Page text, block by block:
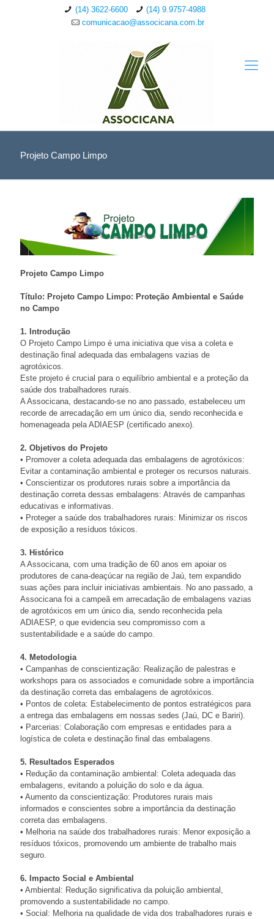
(14) 3622-6600
(14) 9.9757-4988
comunicacao@associcana.com.br
Projeto Campo Limpo
Projeto Campo Limpo
Título: Projeto Campo Limpo: Proteção Ambiental e Saúde
no Campo
1. Introdução
O Projeto Campo Limpo é uma iniciativa que visa a coleta e
destinação final adequada das embalagens vazias de
agrotóxicos.
Este projeto é crucial para o equilíbrio ambiental e a proteção da
saúde dos trabalhadores rurais.
A Associcana, destacando-se no ano passado, estabeleceu um
recorde de arrecadação em um único dia, sendo reconhecida e
homenageada pela ADIAESP (certificado anexo).
2. Objetivos do Projeto
• Promover a coleta adequada das embalagens de agrotóxicos:
Evitar a contaminação ambiental e proteger os recursos naturais.
• Conscientizar os produtores rurais sobre a importância da
destinação correta dessas embalagens: Através de campanhas
educativas e informativas.
• Proteger a saúde dos trabalhadores rurais: Minimizar os riscos
de exposição a resíduos tóxicos.
3. Histórico
A Associcana, com uma tradição de 60 anos em apoiar os
produtores de cana-deaçúcar na região de Jaú, tem expandido
suas ações para incluir iniciativas ambientais. No ano passado, a
Associcana foi a campeã em arrecadação de embalagens vazias
de agrotóxicos em um único dia, sendo reconhecida pela
ADIAESP, o que evidencia seu compromisso com a
sustentabilidade e a saúde do campo.
4. Metodologia
• Campanhas de conscientização: Realização de palestras e
workshops para os associados e comunidade sobre a importância
da destinação correta das embalagens de agrotóxicos.
• Pontos de coleta: Estabelecimento de pontos estratégicos para
a entrega das embalagens em nossas sedes (Jaú, DC e Bariri).
• Parcerias: Colaboração com empresas e entidades para a
logística de coleta e destinação final das embalagens.
5. Resultados Esperados
• Redução da contaminação ambiental: Coleta adequada das
embalagens, evitando a poluição do solo e da água.
• Aumento da conscientização: Produtores rurais mais
informados e conscientes sobre a importância da destinação
correta das embalagens.
• Melhoria na saúde dos trabalhadores rurais: Menor exposição a
resíduos tóxicos, promovendo um ambiente de trabalho mais
seguro.
6. Impacto Social e Ambiental
• Ambiental: Redução significativa da poluição ambiental,
promovendo a sustentabilidade no campo.
• Social: Melhoria na qualidade de vida dos trabalhadores rurais e